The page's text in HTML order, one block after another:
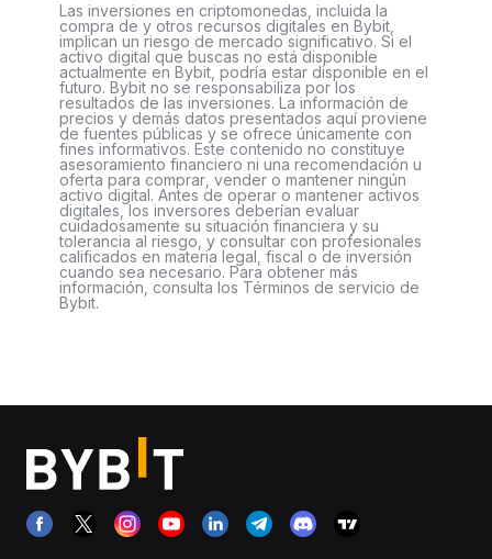
Las inversiones en criptomonedas, incluida la
compra de y otros recursos digitales en Bybit,
implican un riesgo de mercado significativo. Si el
activo digital que buscas no está disponible
actualmente en Bybit, podría estar disponible en el
futuro. Bybit no se responsabiliza por los
resultados de las inversiones. La información de
precios y demás datos presentados aquí proviene
de fuentes públicas y se ofrece únicamente con
fines informativos. Este contenido no constituye
asesoramiento financiero ni una recomendación u
oferta para comprar, vender o mantener ningún
activo digital. Antes de operar o mantener activos
digitales, los inversores deberían evaluar
cuidadosamente su situación financiera y su
tolerancia al riesgo, y consultar con profesionales
calificados en materia legal, fiscal o de inversión
cuando sea necesario. Para obtener más
información, consulta los Términos de servicio de
Bybit.